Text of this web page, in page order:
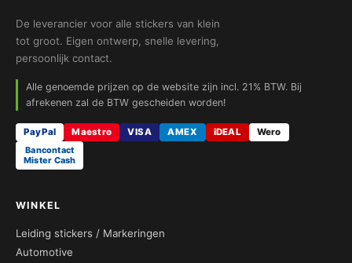
De leverancier voor alle stickers van klein
tot groot. Eigen ontwerp, snelle levering,
persoonlijk contact.
Alle genoemde prijzen op de website zijn incl. 21% BTW. Bij
afrekenen zal de BTW gescheiden worden!
PayPal Maestro VISA AMEX iDEAL
Wero
Bancontact
Mister Cash
WINKEL
Leiding stickers / Markeringen
Automotive